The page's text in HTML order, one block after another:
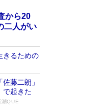
から20
二人がい
きるための
藤二朗」
起きた
潮QUE